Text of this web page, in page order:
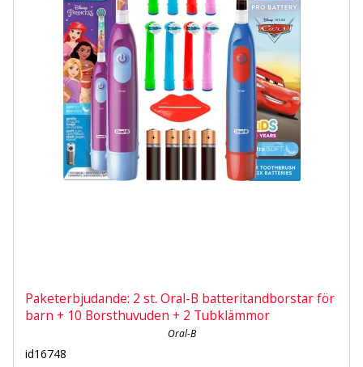
Paketerbjudande: 2 st. Oral-B batteritandborstar för
barn + 10 Borsthuvuden + 2 Tubklämmor
Oral-B
id16748